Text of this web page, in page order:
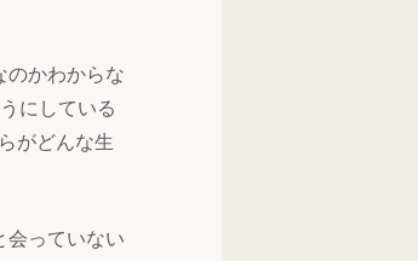
のかわからな
にしている
がどんな生
会っていない